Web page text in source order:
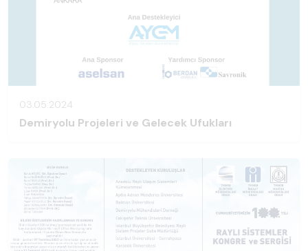
03.05.2024
Demiryolu Projeleri ve Gelecek Ufukları